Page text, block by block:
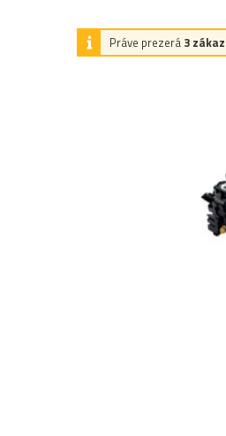
Práve prezerá 3